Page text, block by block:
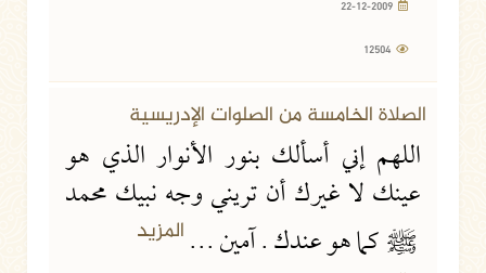
الصلاة الخامسة من الصلوات الإدريسية
اللهم إني أسألك بنور الأنوار الذي هو
عينك لا غيرك أن تريني وجه نبيك محمد
ﷺكما هو عندك . آمين ... المزيد